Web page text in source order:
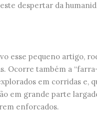
despertar da
esse pequeno artigo,
Ocorre também a
em corridas e,
em grande parte
enforcados.